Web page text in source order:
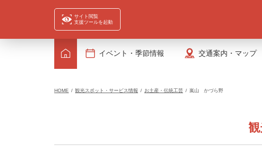
サイト閲覧
支援ツールを起動
イベント・季節情報 交通案内・マップ
HOME 観光スポット・サービス情報 お土産・伝統工芸 嵐山 かづら野